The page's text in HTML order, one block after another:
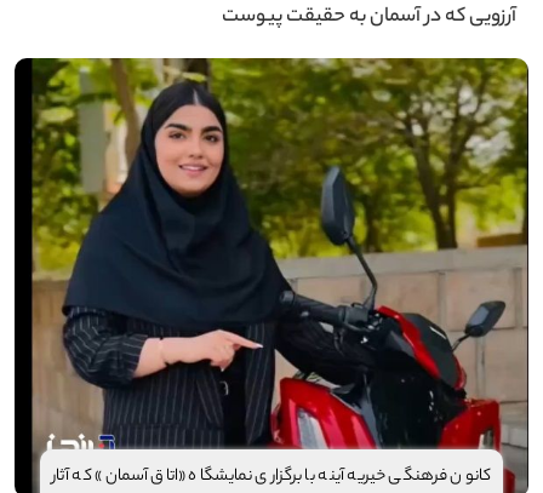
آرزویی که در آسمان به حقیقت پیوست
کانون فرهنگی خیریه آینه با برگزاری نمایشگاه «اتاق آسمان» که آثار